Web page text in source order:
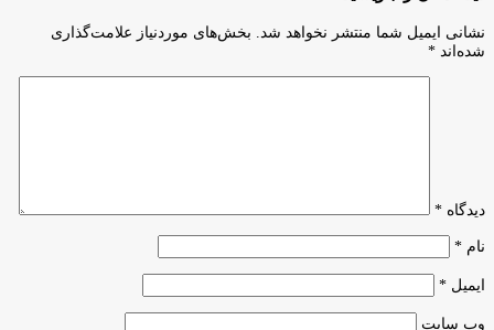
تماس با کارآفرینی پرس
اولین و تنها رسانه برخط اختصاصی کارآفرینی در ایران
karafarinipress@gmail.com